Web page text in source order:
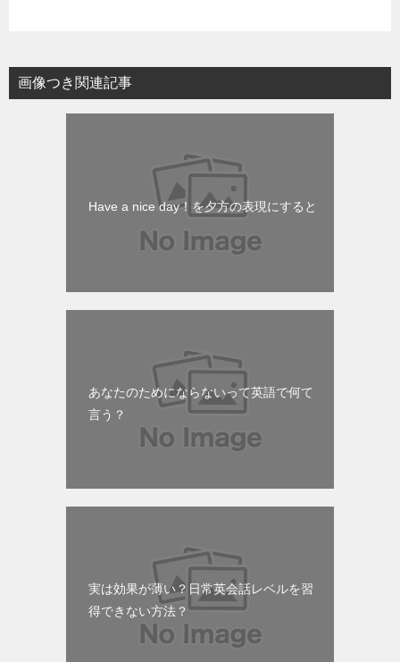
画像つき関連記事
Have a nice day！を夕方の表現にすると
あなたのためにならないって英語で何て
言う？
実は効果が薄い？日常英会話レベルを習
得できない方法？